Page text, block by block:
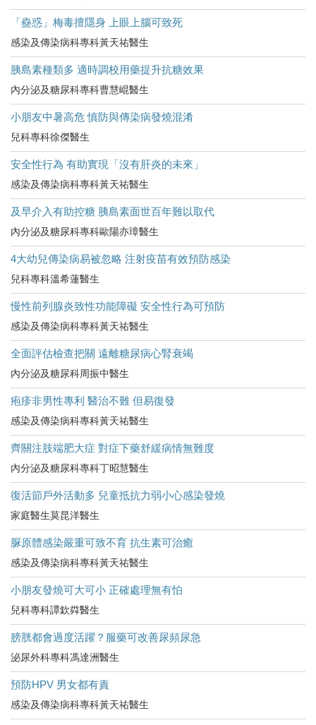
「蠱惑」梅毒擅隱身 上眼上腦可致死
感染及傳染病科專科黃天祐醫生
胰島素種類多 適時調校用藥提升抗糖效果
內分泌及糖尿科專科曹慧崐醫生
小朋友中暑高危​ 慎防與傳染病發燒混淆
兒科專科徐傑醫生
安全性行為 有助實現「沒有肝炎的未來」
感染及傳染病科專科黃天祐醫生
及早介入有助控糖 胰島素面世百年難以取代
內分泌及糖尿科專科歐陽亦璋醫生
4大幼兒傳染病易被忽略 注射疫苗有效預防感染
兒科專科溫希蓮醫生
慢性前列腺炎致性功能障礙 安全性行為可預防
感染及傳染病科專科黃天祐醫生
全面評估檢查把關 遠離糖尿病心腎衰竭
內分泌及糖尿科周振中醫生
疱疹非男性專利 醫治不難 但易復發
感染及傳染病科專科黃天祐醫生
齊關注肢端肥大症 對症下藥舒緩病情無難度
內分泌及糖尿科專科丁昭慧醫生
復活節戶外活動多 兒童抵抗力弱小心感染發燒
家庭醫生莫昆洋醫生
脲原體感染嚴重可致不育 抗生素可治癒
感染及傳染病科專科黃天祐醫生
小朋友發燒可大可小 正確處理無有怕
兒科專科譚欽粦醫生
膀胱都會過度活躍？服藥可改善尿頻尿急
泌尿外科專科馮達洲醫生
預防HPV 男女都有責
感染及傳染病科專科黃天祐醫生